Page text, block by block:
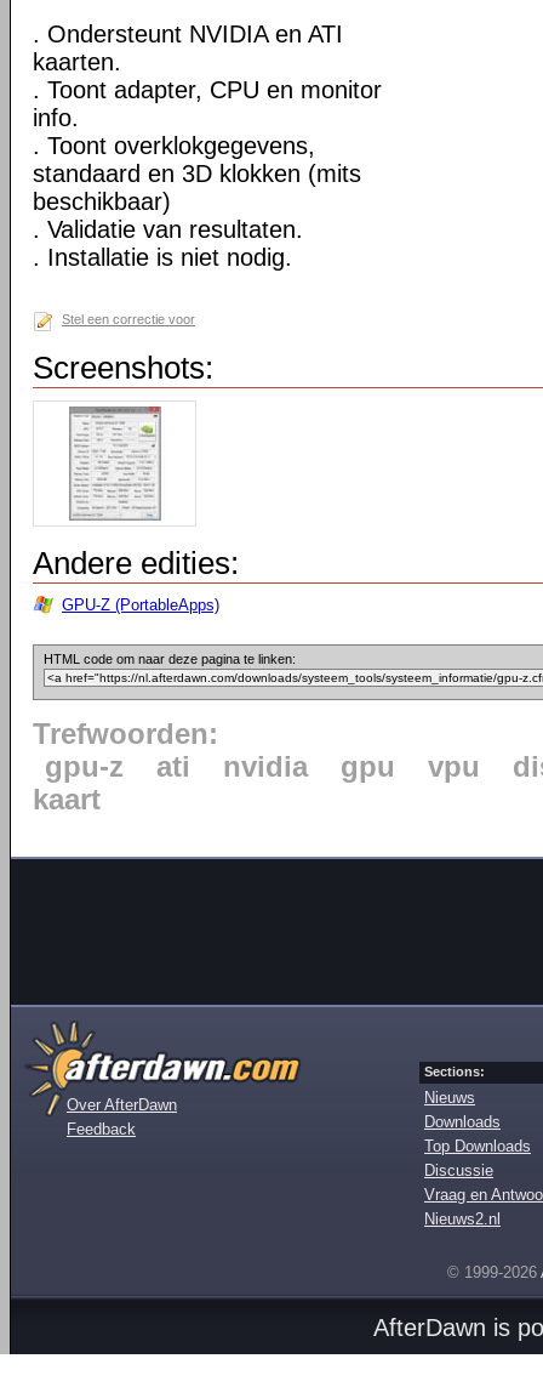
. Ondersteunt NVIDIA en ATI
kaarten.
. Toont adapter, CPU en monitor
info.
. Toont overklokgegevens,
standaard en 3D klokken (mits
beschikbaar)
. Validatie van resultaten.
. Installatie is niet nodig.
Stel een correctie voor
Screenshots:
Andere edities:
GPU-Z (PortableApps)
HTML code om naar deze pagina te linken:
Trefwoorden:
gpu-z
ati nvidia gpu vpu
kaart
Over AfterDawn
Feedback
Sections:
Nieuws
Downloads
Top Downloads
Discussie
Vraag en
Nieuws2.nl
© 1999-2026
AfterDawn is